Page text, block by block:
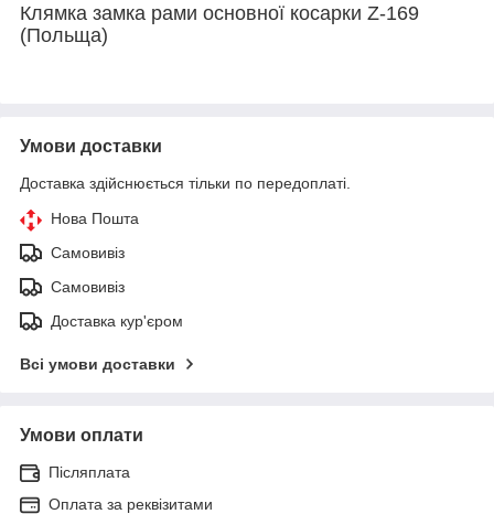
Клямка замка рами основної косарки Z-169
(Польща)
Умови доставки
Доставка здійснюється тільки по передоплаті.
Нова Пошта
Самовивіз
Самовивіз
Доставка кур'єром
Всі умови доставки
Умови оплати
Післяплата
Оплата за реквізитами